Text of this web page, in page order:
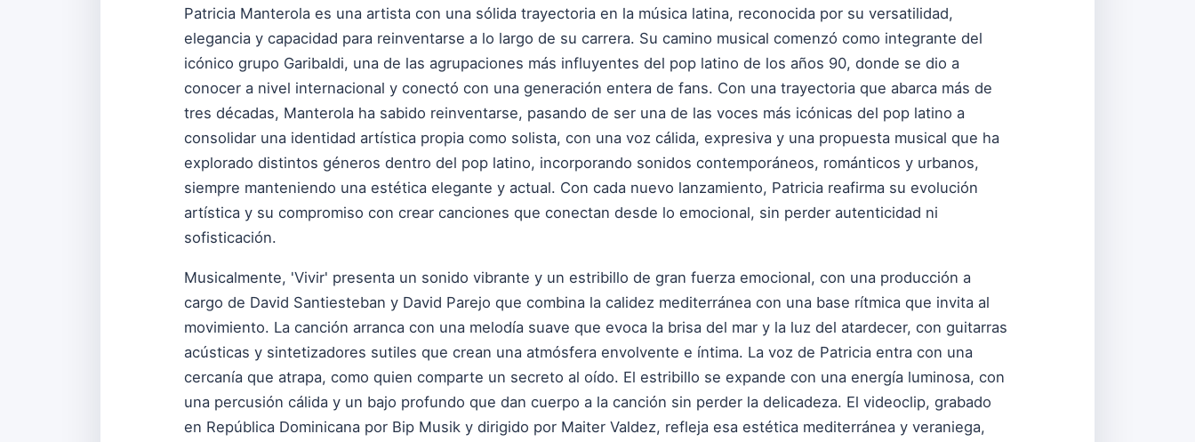
Patricia Manterola es una artista con una sólida trayectoria en la música latina, reconocida por su versatilidad,
elegancia y capacidad para reinventarse a lo largo de su carrera. Su camino musical comenzó como integrante del
icónico grupo Garibaldi, una de las agrupaciones más influyentes del pop latino de los años 90, donde se dio a
conocer a nivel internacional y conectó con una generación entera de fans. Con una trayectoria que abarca más de
tres décadas, Manterola ha sabido reinventarse, pasando de ser una de las voces más icónicas del pop latino a
consolidar una identidad artística propia como solista, con una voz cálida, expresiva y una propuesta musical que ha
explorado distintos géneros dentro del pop latino, incorporando sonidos contemporáneos, románticos y urbanos,
siempre manteniendo una estética elegante y actual. Con cada nuevo lanzamiento, Patricia reafirma su evolución
artística y su compromiso con crear canciones que conectan desde lo emocional, sin perder autenticidad ni
sofisticación.
Musicalmente, 'Vivir' presenta un sonido vibrante y un estribillo de gran fuerza emocional, con una producción a
cargo de David Santiesteban y David Parejo que combina la calidez mediterránea con una base rítmica que invita al
movimiento. La canción arranca con una melodía suave que evoca la brisa del mar y la luz del atardecer, con guitarras
acústicas y sintetizadores sutiles que crean una atmósfera envolvente e íntima. La voz de Patricia entra con una
cercanía que atrapa, como quien comparte un secreto al oído. El estribillo se expande con una energía luminosa, con
una percusión cálida y un bajo profundo que dan cuerpo a la canción sin perder la delicadeza. El videoclip, grabado
en República Dominicana por Bip Musik y dirigido por Maiter Valdez, refleja esa estética mediterránea y veraniega,